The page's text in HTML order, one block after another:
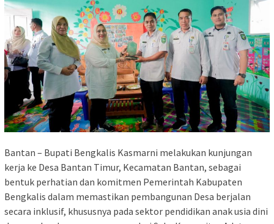
Bantan – Bupati Bengkalis Kasmarni melakukan kunjungan
kerja ke Desa Bantan Timur, Kecamatan Bantan, sebagai
bentuk perhatian dan komitmen Pemerintah Kabupaten
Bengkalis dalam memastikan pembangunan Desa berjalan
secara inklusif, khususnya pada sektor pendidikan anak usia dini